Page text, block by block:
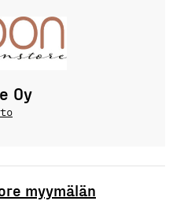
Oy
myymälän